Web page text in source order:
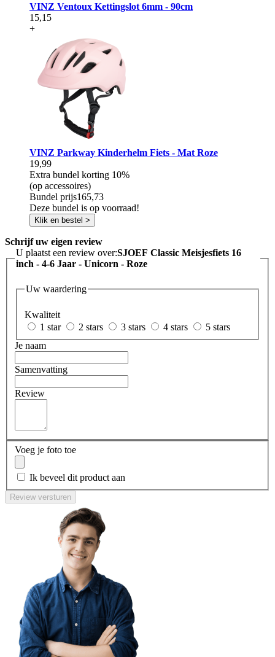
VINZ Ventoux Kettingslot 6mm - 90cm
15,15
+
VINZ Parkway Kinderhelm Fiets - Mat Roze
19,99
Extra bundel korting 10%
(op accessoires)
Bundel prijs165,73
Deze bundel is op voorraad!
Klik en bestel >
Schrijf uw eigen review
U plaatst een review over:SJOEF Classic Meisjesfiets 16
inch - 4-6 Jaar - Unicorn - Roze
Uw waardering
Kwaliteit
1 star
2 stars 3 stars 4 stars
5 stars
Je naam
Samenvatting
Review
Voeg je foto toe
Ik beveel dit product aan
Review versturen